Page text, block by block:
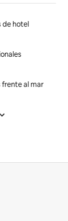
de hotel
al mar